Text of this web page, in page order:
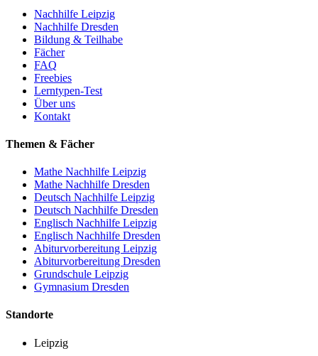
Nachhilfe Leipzig
Nachhilfe Dresden
Bildung & Teilhabe
Fächer
FAQ
Freebies
Lerntypen-Test
Über uns
Kontakt
Themen & Fächer
Mathe Nachhilfe Leipzig
Mathe Nachhilfe Dresden
Deutsch Nachhilfe Leipzig
Deutsch Nachhilfe Dresden
Englisch Nachhilfe Leipzig
Englisch Nachhilfe Dresden
Abiturvorbereitung Leipzig
Abiturvorbereitung Dresden
Grundschule Leipzig
Gymnasium Dresden
Standorte
Leipzig